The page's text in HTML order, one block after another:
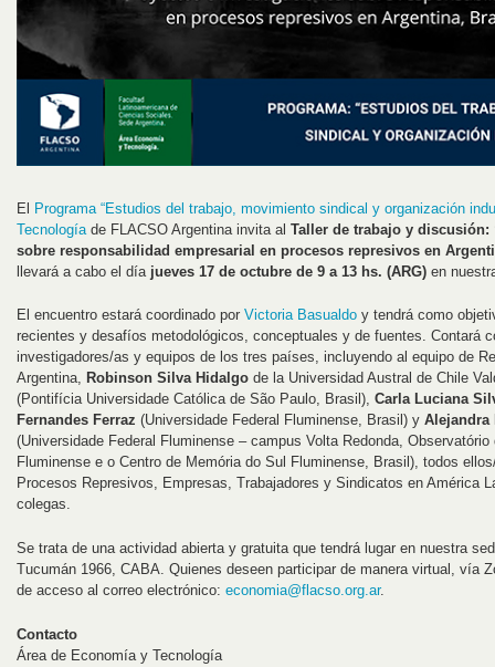
El Programa “Estudios del trabajo, movimiento sindical y organización
Tecnología de FLACSO Argentina invita al Taller de trabajo y
sobre responsabilidad empresarial en procesos represivos en
llevará a cabo el día jueves 17 de octubre de 9 a 13 hs. (ARG) en
El encuentro estará coordinado por Victoria Basualdo y tendrá como
recientes y desafíos metodológicos, conceptuales y de fuentes. Contará
investigadores/as y equipos de los tres países, incluyendo al equipo de
Argentina, Robinson Silva Hidalgo de la Universidad Austral de Chile
(Pontifícia Universidade Católica de São Paulo, Brasil), Carla Luciana
Fernandes Ferraz (Universidade Federal Fluminense, Brasil) y Alejandra
(Universidade Federal Fluminense – campus Volta Redonda,
Fluminense e o Centro de Memória do Sul Fluminense, Brasil), todos
Procesos Represivos, Empresas, Trabajadores y Sindicatos en América
colegas.
Se trata de una actividad abierta y gratuita que tendrá lugar en nuestra
Tucumán 1966, CABA. Quienes deseen participar de manera virtual, vía
de acceso al correo electrónico: economia@flacso.org.ar.
Contacto
Área de Economía y Tecnología